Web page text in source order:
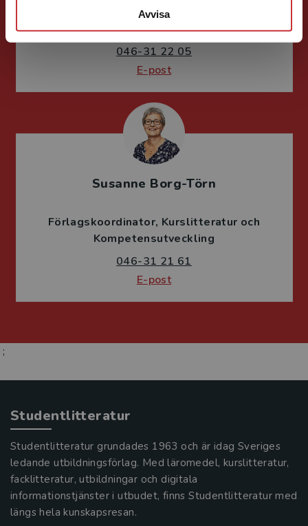
Avvisa
Förläggare
Psykologi, Socialt arbete, Skolledning
046-31 22 05
E-post
Susanne Borg-Törn
Förlagskoordinator Kurslitteratur och
Kompetensutveckling
046-31 21 61
E-post
;
Studentlitteratur
Studentlitteratur grundades 1963 och är idag Sveriges
ledande utbildningsförlag. Med läromedel, kurslitteratur,
facklitteratur, utbildningar och digitala
informationstjänster i utbudet, finns Studentlitteratur med
längs hela kunskapsresan.